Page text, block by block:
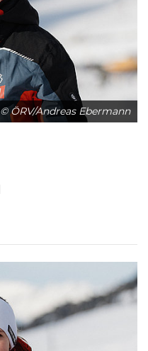
© ÖRV/Andreas Ebermann